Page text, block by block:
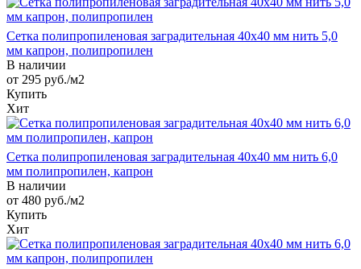
Сетка полипропиленовая заградительная 40х40 мм нить 5,0
мм капрон, полипропилен
В наличии
от 295 руб./м2
Купить
Хит
Сетка полипропиленовая заградительная 40х40 мм нить 6,0
мм полипропилен, капрон
В наличии
от 480 руб./м2
Купить
Хит